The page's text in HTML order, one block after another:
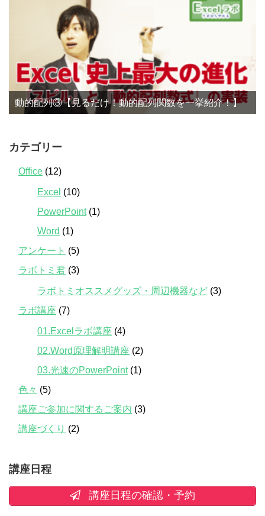
動的配列③【見るだけ！動的配列関数を一挙紹介！】
カテゴリー
Office (12)
Excel (10)
PowerPoint(1)
Word (1)
アンケート (5)
ラボトミ君 (3)
ラボトミオススメグッズ・周辺機器など (3)
ラボ講座 (7)
01.Excelラボ講座 (4)
02.Word原理解明講座 (2)
03.光速のPowerPoint(1)
色々 (5)
講座ご参加に関するご案内 (3)
講座づくり (2)
講座日程
講座日程の確認・予約